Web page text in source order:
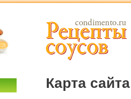
Карта сайта